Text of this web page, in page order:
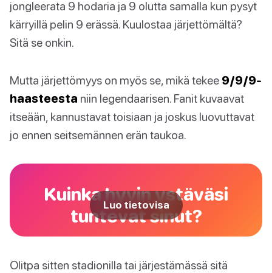
jongleerata 9 hodaria ja 9 olutta samalla kun pysyt
kärryillä pelin 9 erässä. Kuulostaa järjettömältä?
Sitä se onkin.
Mutta järjettömyys on myös se, mikä tekee 9/9/9-
haasteesta niin legendaarisen. Fanit kuvaavat
itseään, kannustavat toisiaan ja joskus luovuttavat
jo ennen seitsemännen erän taukoa.
Kuinka hyvin ystäväsi
tuntevat sinut?
Luo tietovisa
Olitpa sitten stadionilla tai järjestämässä sitä